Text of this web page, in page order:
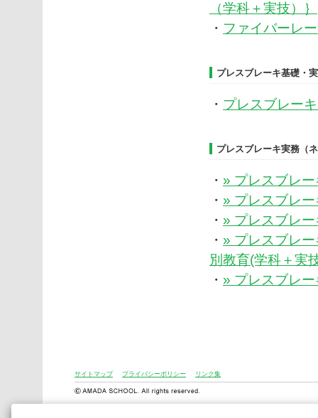
（学科＋実技）｝
・ ファイバーレ
プレスブレーキ基礎・
・ プレスブレー
プレスブレーキ実務（
・ » プレスブレ
・ » プレスブレ
・ » プレスブレ
・ » プレスブレ
別教育(学科＋実
・ » プレスブレ
サイトマップ プライバシーポリシー リンク集